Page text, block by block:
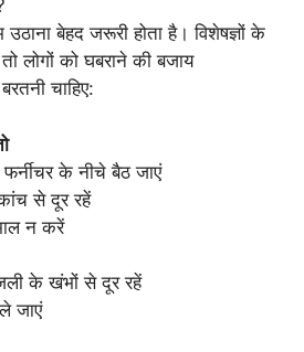
बेहद जरूरी होता है। विशेषज्ञों के
लोगों को घबराने की बजाय
चाहिए:
के नीचे बैठ जाएं
से दूर रहें
न करें
के खंभों से दूर रहें
जाएं